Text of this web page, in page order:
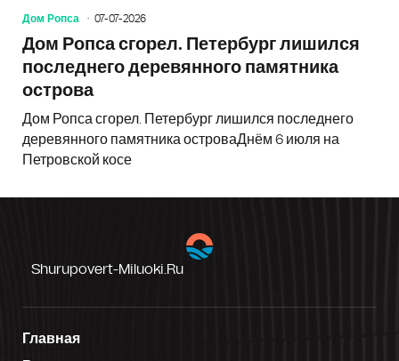
Дом Ропса 07-07-2026
Дом Ропса сгорел. Петербург лишился
последнего деревянного памятника
острова
Дом Ропса сгорел. Петербург лишился последнего
деревянного памятника островаДнём 6 июля на
Петровской косе
Shurupovert-Miluoki.ru
Главная